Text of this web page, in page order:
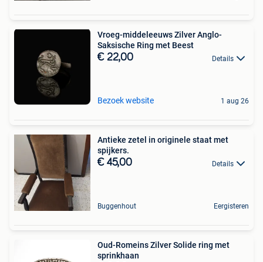
Vroeg-middeleeuws Zilver Anglo-
Saksische Ring met Beest
€ 22,00 Details
Bezoek website 1 aug 26
Antieke zetel in originele staat met
spijkers.
€ 45,00 Details
Buggenhout Eergisteren
Oud-Romeins Zilver Solide ring met
sprinkhaan